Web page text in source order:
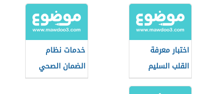
اختبار معرفة
القلب السليم
خدمات نظام
الضمان الصحي
التعاوني